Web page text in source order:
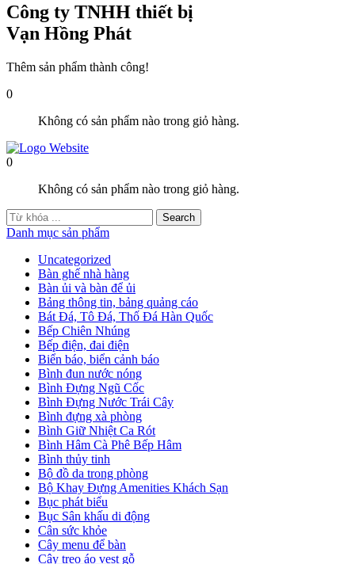
Công ty TNHH thiết bị
Vạn Hồng Phát
Thêm sản phẩm thành công!
0
Không có sản phẩm nào trong giỏ hàng.
0
Không có sản phẩm nào trong giỏ hàng.
Danh mục sản phẩm
Uncategorized
Bàn ghế nhà hàng
Bàn ủi và bàn để ủi
Bảng thông tin, bảng quảng cáo
Bát Đá, Tô Đá, Thố Đá Hàn Quốc
Bếp Chiên Nhúng
Bếp điện, đai điện
Biển báo, biển cảnh báo
Bình đun nước nóng
Bình Đựng Ngũ Cốc
Bình Đựng Nước Trái Cây
Bình đựng xà phòng
Bình Giữ Nhiệt Ca Rót
Bình Hâm Cà Phê Bếp Hâm
Bình thủy tinh
Bộ đồ da trong phòng
Bộ Khay Đựng Amenities Khách Sạn
Bục phát biểu
Bục Sân khấu di động
Cân sức khỏe
Cây menu để bàn
Cây treo áo vest gỗ